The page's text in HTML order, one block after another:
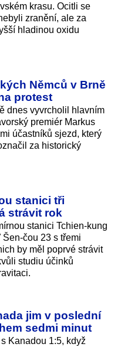
krasu. Ocitli se
zranění, ale za
hladinou oxidu
Němců v Brně
protest
dnes vyvrcholil hlavním
premiér Markus
účastníků sjezd, který
za historický
stanici tři
strávit rok
stanici Tchien-kung
čou 23 s třemi
by měl poprvé strávit
studiu účinků
jim v poslední
sedmi minut
Kanadou 1:5, když